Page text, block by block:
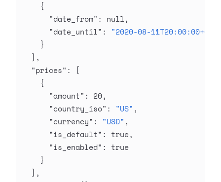
    {
      "date_from"
: null,
      "date_until"
: "2020-08-
    }
  ],
  "prices"
: [
    {
      "amount"
: 20,
      "country_iso"
: "US" ,
      "currency"
: "USD" ,
      "is_default"
: true,
      "is_enabled"
: true
    }
  ],